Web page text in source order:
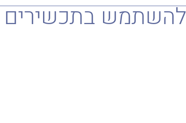
בתכשירים